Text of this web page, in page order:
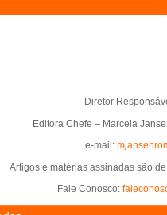
Diretor
Editora Chefe – Marcela
e-mail:
Artigos e matérias assinadas são
Fale Conosco: